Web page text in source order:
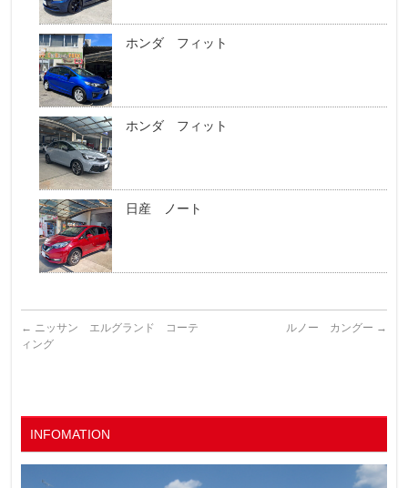
ホンダ フィット
ホンダ フィット
日産 ノート
← ニッサン エルグランド コーテ
ィング
ルノー カングー →
INFOMATION